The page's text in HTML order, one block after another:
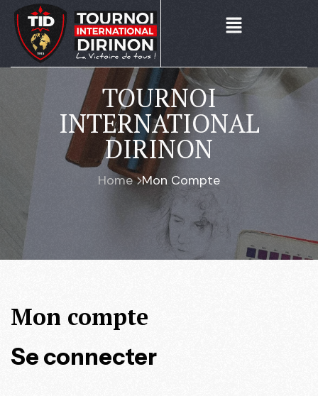
TOURNOI
INTERNATIONAL
DIRINON
Home Mon Compte
Mon compte
Se connecter